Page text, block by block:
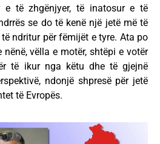
e të zhgënjyer, të inatosur e të
se do të kenë një jetë më të
ndritur për fëmijët e tyre. Ata po
nënë, vëlla e motër, shtëpi e votër
të ikur nga këtu dhe të gjejnë
ndonjë shpresë për jetë
të Evropës.